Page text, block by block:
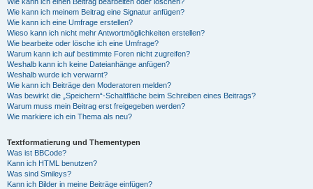
Wie kann ich meinem Beitrag eine Signatur anfügen?
Wie kann ich eine Umfrage erstellen?
Wieso kann ich nicht mehr Antwortmöglichkeiten erstellen?
Wie bearbeite oder lösche ich eine Umfrage?
Warum kann ich auf bestimmte Foren nicht zugreifen?
Weshalb kann ich keine Dateianhänge anfügen?
Weshalb wurde ich verwarnt?
Wie kann ich Beiträge den Moderatoren melden?
Was bewirkt die „Speichern“-Schaltfläche beim Schreiben eines Beitrags?
Warum muss mein Beitrag erst freigegeben werden?
Wie markiere ich ein Thema als neu?
Textformatierung und Thementypen
Was ist BBCode?
Kann ich HTML benutzen?
Was sind Smileys?
Kann ich Bilder in meine Beiträge einfügen?